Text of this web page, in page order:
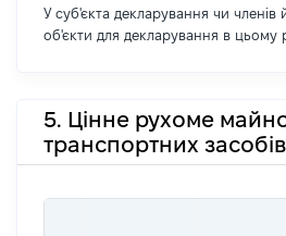
У суб'єкта декларування чи членів
об'єкти для декларування в цьому
5. Цінне рухоме
транспортних